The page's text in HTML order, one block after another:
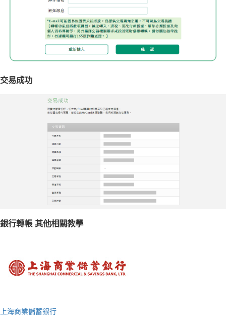
交易成功
銀行轉帳 其他相關教學
上海商業儲蓄銀行